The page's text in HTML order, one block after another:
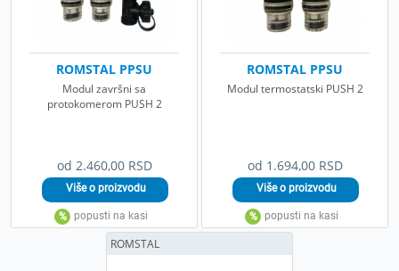
od 2.460,00 RSD
ROMSTAL PPSU
Modul završni sa
protokomerom PUSH 2
od 1.694,00 RSD
ROMSTAL PPSU
Modul termostatski PUSH 2
ROMSTAL